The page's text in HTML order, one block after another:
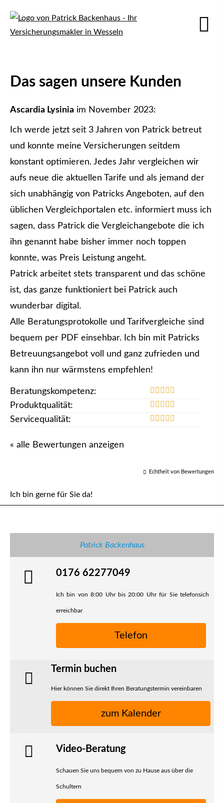
Das sagen unsere Kunden
Ascardia Lysinia im November 2023:
Ich werde jetzt seit 3 Jahren von Patrick betreut
und konnte meine Versicherungen seitdem
konstant optimieren. Jedes Jahr ver­gleichen wir
aufs neue die aktuellen Tarife und als jemand der
sich unabhängig von Patricks Angeboten, auf den
üblichen Vergleichportalen etc. informiert muss ich
sagen, dass Patrick die Vergleichangebote die ich
ihn genannt habe bisher immer noch toppen
konnte, was Preis Leistung angeht.
Patrick arbeitet stets transparent und das schöne
ist, das ganze funktioniert bei Patrick auch
wunderbar digital.
Alle Beratungsprotokolle und Tarifvergleiche sind
bequem per PDF einsehbar. Ich bin mit Patricks
Betreuungsangebot voll und ganz zufrieden und
kann ihn nur wärmstens empfehlen!
Beratungskompetenz:
Produktqualität:
Servicequalität:
« alle Bewertungen anzeigen
Echtheit von Bewertungen
Ich bin gerne für Sie da!
Patrick Backenhaus
0176 62277049
Ich bin von 8:00 Uhr bis 20:00 Uhr für Sie telefonsich
erreichbar
Telefon
Termin buchen
Hier können Sie direkt Ihren Beratungstermin vereinbaren
zum Kalender
Video-Beratung
Schauen Sie uns bequem von zu Hause aus über die
Schultern